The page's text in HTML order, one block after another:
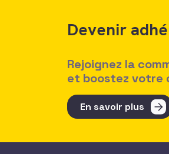
Devenir
Rejoignez la
et boostez votre
En savoir plus